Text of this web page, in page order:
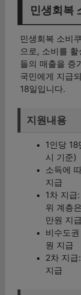
민생회복
민생회복 소비
으로, 소비를
들의 매출을 증
국민에게 지급
18일입니다.
지원내용
1인당
시 기준)
소득에
지급
1차 지급
위 계층
만원 지급
비수도
원 지급
2차 지
지급